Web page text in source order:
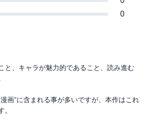
0
と、キャラが魅力的であること、読み進む
画”に含まれる事が多いですが、本作はこれ
。